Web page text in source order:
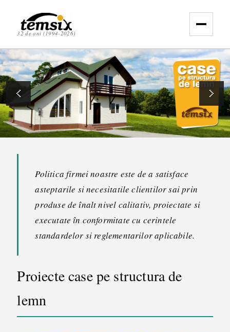
32 de ani (1994-2026)
Politica firmei noastre este de a satisface
asteptarile si necesitatile clientilor sai prin
produse de înalt nivel calitativ, proiectate si
executate în conformitate cu cerintele
standardelor si reglementarilor aplicabile.
Proiecte case pe structura de
lemn